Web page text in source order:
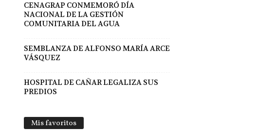
CENAGRAP CONMEMORÓ DÍA
NACIONAL DE LA GESTIÓN
COMUNITARIA DEL AGUA
SEMBLANZA DE ALFONSO MARÍA ARCE
VÁSQUEZ
HOSPITAL DE CAÑAR LEGALIZA SUS
PREDIOS
Mis favoritos